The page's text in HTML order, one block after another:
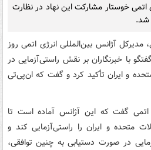
اتمی خوستار مشارکت این نهاد در نظارت
شد.
مدیرکل آژانس بین‌المللی انرژی اتمی روز
با خبرنگاران بر نقش راستی‌آزمایی در
و ایران تأکید کرد و گفت که ان‌پی‌تی
اتمی گفت که این آژانس آماده است تا
متحده و ایران را راستی‌آزمایی کند و
در صورت دستیابی به چنین توافقی،